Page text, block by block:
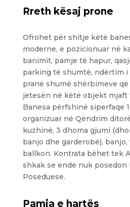
Rreth kësaj prone
Ofrohet për shitje këtë
moderne, e pozicionuar në
banimit, pamje të hapur,
parking të shumtë, ndërtim i
pranë shumë shërbimeve
jetesën në këtë objekt mjaft
Banesa përfshinë siperfaqe
organizuar në Qëndrim
kuzhinë, 3 dhoma gjumi
banjo dhe garderobë),
ballkon. Kontrata bëhet tek
shkak se ende nuk posedon
Poseduese.
Pamja e hartës